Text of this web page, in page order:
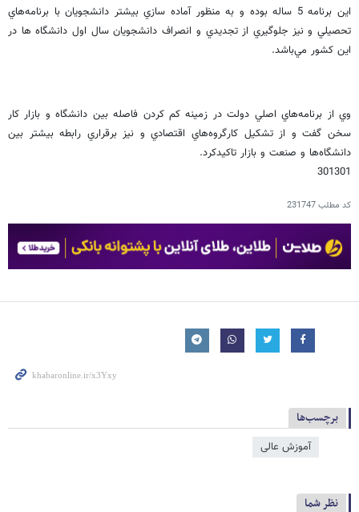
اين برنامه 5 ساله بوده و به منظور آماده سازي بيشتر دانشجويان با برنامه‌هاي
تحصيلي و نيز جلوگيري از تجديدي و انصراف دانشجويان سال اول دانشگاه ها در
اين كشور مي‌باشد.
وي از برنامه‌هاي اصلي دولت در زمينه كم كردن فاصله بين دانشگاه‌ و بازار كار
سخن گفت و از تشكيل كارگروه‌هاي اقتصادي و نيز برقراري رابطه بيشتر بين
دانشگاه‌ها و صنعت و بازار تاكيدكرد.
301301
کد مطلب231747
برچسب‌ها
آموزش عالی
نظر شما